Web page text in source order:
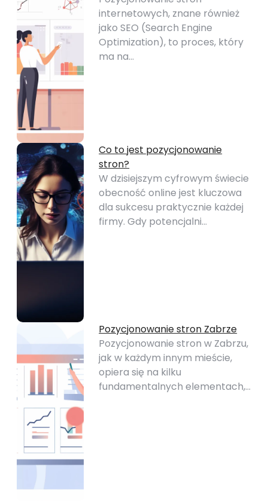
internetowych, znane również
jako SEO (Search Engine
Optimization), to proces, który
ma na…
Co to jest pozycjonowanie
stron?
W dzisiejszym cyfrowym świecie
obecność online jest kluczowa
dla sukcesu praktycznie każdej
firmy. Gdy potencjalni…
Pozycjonowanie stron Zabrze
Pozycjonowanie stron w Zabrzu,
jak w każdym innym mieście,
opiera się na kilku
fundamentalnych elementach,…